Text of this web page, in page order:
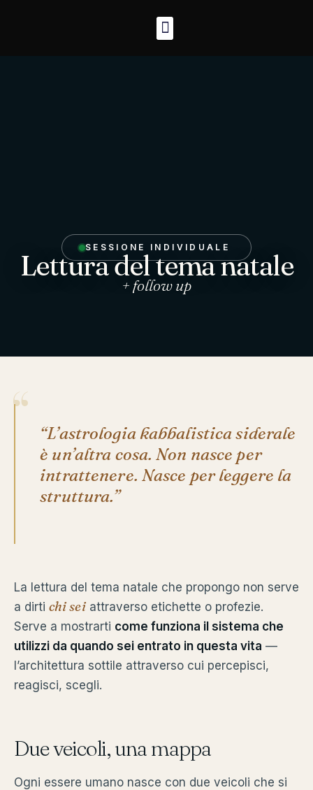
SESSIONE INDIVIDUALE
Lettura del tema natale
+ follow up
“L’astrologia kabbalistica siderale
è un’altra cosa. Non nasce per
intrattenere. Nasce per leggere la
struttura.”
La lettura del tema natale che propongo non serve
a dirti chi seiattraverso etichette o profezie.
Serve a mostrarti come funziona il sistema che
utilizzi da quando sei entrato in questa vita —
l’architettura sottile attraverso cui percepisci,
reagisci, scegli.
Due veicoli, una mappa
Ogni essere umano nasce con due veicoli che si